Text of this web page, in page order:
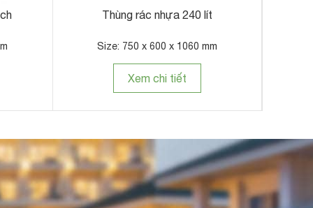
Thùng rác nhựa 240 lít
Size: 750 x 600 x 1060 mm
Xem chi tiết